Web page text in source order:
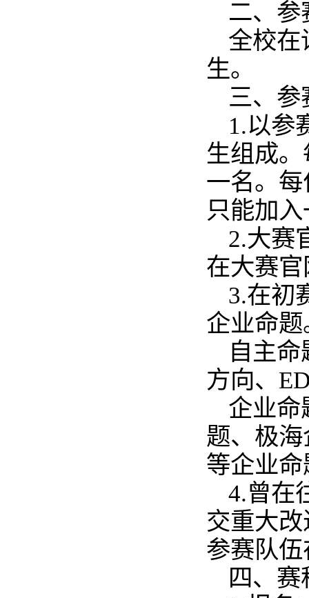
二、参
全校在
生。
三、参
1.以参
生组成
一名。
只能加
2.大赛
在大赛
3.在初
企业命
自主
方向、
企业命
题、极
等企业
4.曾在
交重大
参赛队
四、